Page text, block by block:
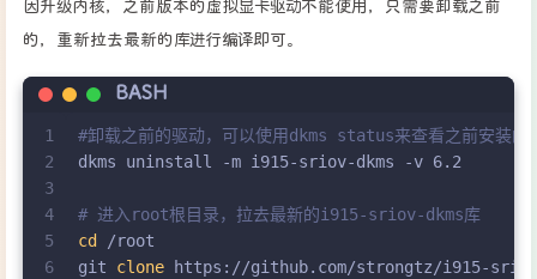
因升级内核，之前版本的虚拟显卡驱动不能使用，只需要卸载之前
的，重新拉去最新的库进行编译即可。
BASH
1
2
3
4
5
6
#卸载之前的驱动，可以使用dkms status来查看之前安装的
dkms uninstall -m i915-sriov-dkms -v 6.2
# 进入root根目录，拉去最新的i915-sriov-dkms库
cd
/root
git clone https://github.com/strongtz/i915-